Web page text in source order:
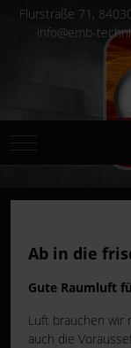
Flurstraße 71,
info@emb-
Mobile Menu Toggle
Ab in die
Gute Raumluft
Luft brauchen wir
auch die